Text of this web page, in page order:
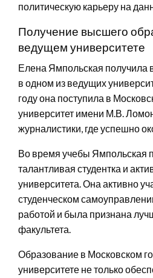
политическую карьеру на
Получение высшего
ведущем университете
Елена Ямпольская получила
в одном из ведущих
году она поступила в
университет имени М.В.
журналистики, где успешно
Во время учебы Ямпольская
талантливая студентка и
университета. Она активно
студенческом
работой и была признана
факультета.
Образование в Московском
университете не только